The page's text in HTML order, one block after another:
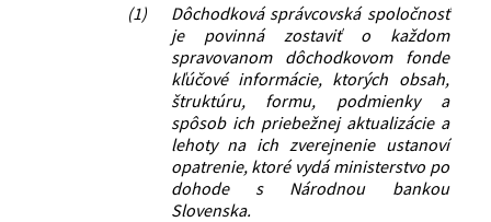
(1)
Dôchodková správcovská spoločnosť
je povinná zostaviť o každom
spravovanom dôchodkovom fonde
kľúčové informácie, ktorých obsah,
štruktúru, formu, podmienky a
spôsob ich priebežnej aktualizácie a
lehoty na ich zverejnenie ustanoví
opatrenie, ktoré vydá ministerstvo po
dohode s Národnou bankou
Slovenska.